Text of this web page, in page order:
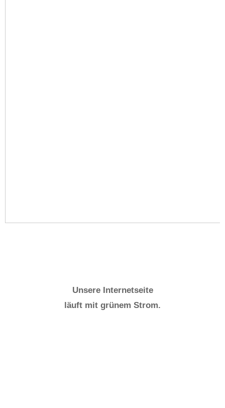
Unsere Internetseite
läuft mit grünem Strom.